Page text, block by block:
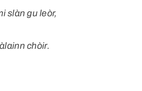
slàn gu leòr,
chòir.